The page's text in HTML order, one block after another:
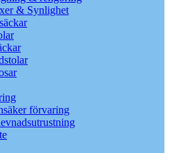
& Synlighet
förvaring